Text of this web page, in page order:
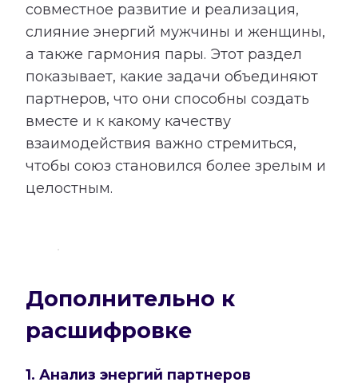
совместное развитие и реализация,
слияние энергий мужчины и женщины,
а также гармония пары. Этот раздел
показывает, какие задачи объединяют
партнеров, что они способны создать
вместе и к какому качеству
взаимодействия важно стремиться,
чтобы союз становился более зрелым и
целостным.
Дополнительно к
расшифровке
1. Анализ энергий партнеров